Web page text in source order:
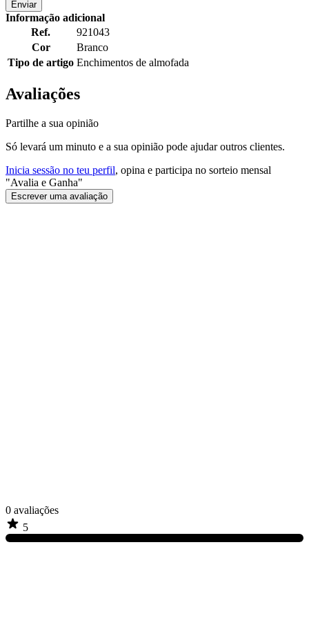
Enviar
Informação adicional
Ref.
921043
Cor
Branco
Tipo de artigo Enchimentos de almofada
Avaliações
Partilhe a sua opinião
Só levará um minuto e a sua opinião pode ajudar outros clientes.
Inicia sessão no teu perfil, opina e participa no sorteio mensal
"Avalia e Ganha"
Escrever uma avaliação
0 avaliações
5